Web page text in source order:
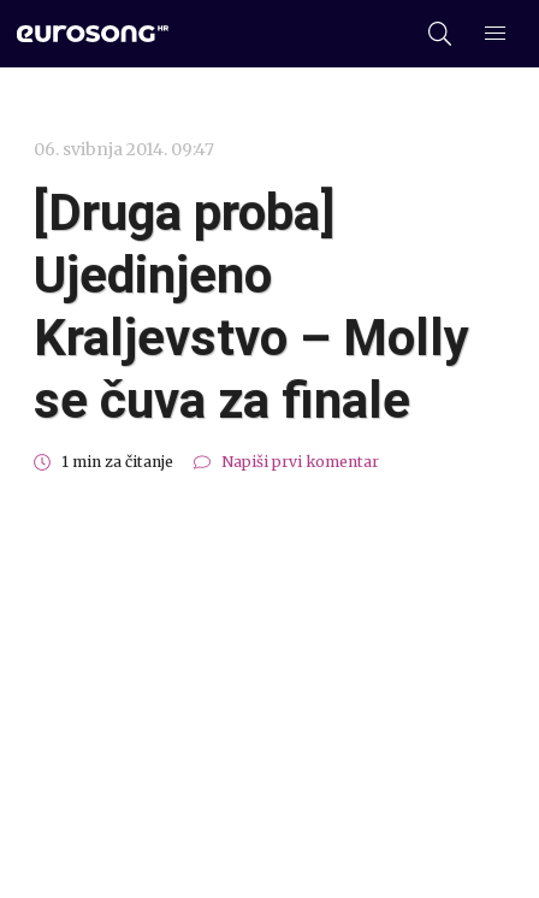
06. svibnja 2014. 09:47
[Druga proba]
Ujedinjeno
Kraljevstvo – Molly
se čuva za finale
1 min za čitanje Napiši prvi komentar